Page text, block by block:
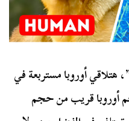
أوروبا مستربعة في
أوروبا قريب من حجم